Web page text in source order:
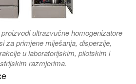
ultrazvučne homogenizatore
za primjene miješanja, disperzije,
u laboratorijskim, pilotskim i
razmjerima.